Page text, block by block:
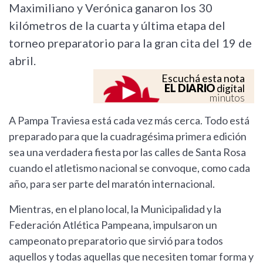
Maximiliano y Verónica ganaron los 30
kilómetros de la cuarta y última etapa del
torneo preparatorio para la gran cita del 19 de
abril.
Escuchá esta nota
EL DIARIOdigital
minutos
A Pampa Traviesa está cada vez más cerca. Todo está
preparado para que la cuadragésima primera edición
sea una verdadera fiesta por las calles de Santa Rosa
cuando el atletismo nacional se convoque, como cada
año, para ser parte del maratón internacional.
Mientras, en el plano local, la Municipalidad y la
Federación Atlética Pampeana, impulsaron un
campeonato preparatorio que sirvió para todos
aquellos y todas aquellas que necesiten tomar forma y